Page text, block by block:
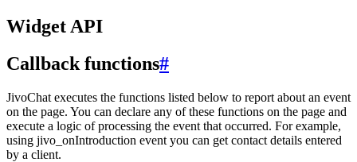
Widget API
Callback functions#
JivoChat executes the functions listed below to report about an event
on the page. You can declare any of these functions on the page and
execute a logic of processing the event that occurred. For example,
using jivo_onIntroduction event you can get contact details entered
by a client.